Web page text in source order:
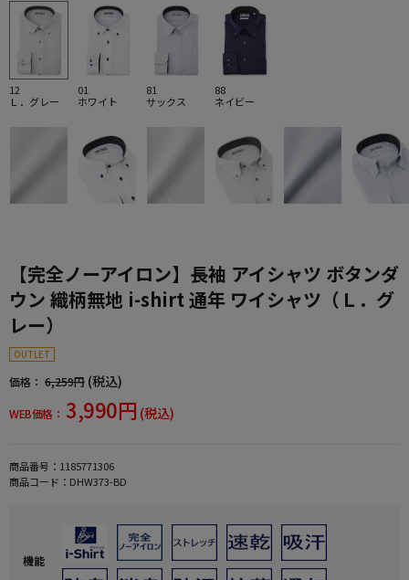
12
Ｌ．グレー
01
ホワイト
81
サックス
88
ネイビー
【完全ノーアイロン】長袖 アイシャツ ボタンダ
ウン 織柄無地 i-shirt 通年 ワイシャツ（Ｌ．グ
レー）
OUTLET
価格： 6,259円 (税込)
WEB価格： 3,990円 (税込)
商品番号： 1185771306
商品コード： DHW373-BD
機能